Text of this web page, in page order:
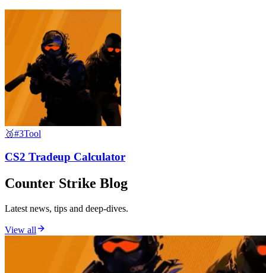
🥉#3Tool
CS2 Tradeup Calculator
Counter Strike Blog
Latest news, tips and deep-dives.
View all